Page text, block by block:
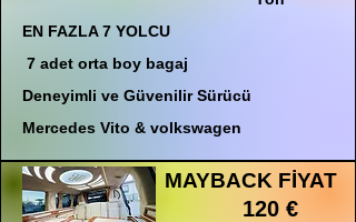
EN FAZLA 7 YOLCU
7 adet orta boy bagaj
Deneyimli ve Güvenilir Sürücü
Mercedes Vito & volkswagen
MAYBACK FİYAT
120 €